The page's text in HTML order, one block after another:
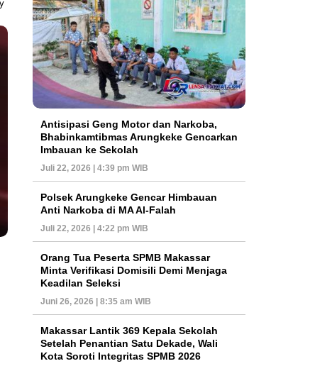
Antisipasi Geng Motor dan Narkoba,
Bhabinkamtibmas Arungkeke Gencarkan
Imbauan ke Sekolah
Juli 22, 2026 | 4:39 pm WIB
Polsek Arungkeke Gencar Himbauan
Anti Narkoba di MA Al-Falah
Juli 22, 2026 | 4:22 pm WIB
Orang Tua Peserta SPMB Makassar
Minta Verifikasi Domisili Demi Menjaga
Keadilan Seleksi
Juni 26, 2026 | 8:35 am WIB
Makassar Lantik 369 Kepala Sekolah
Setelah Penantian Satu Dekade, Wali
Kota Soroti Integritas SPMB 2026